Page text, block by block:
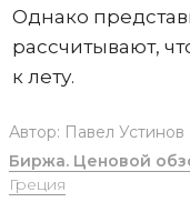
Однако
рассчитывают,
к лету.
Автор: Павел Устинов
Биржа. Ценовой
Греция